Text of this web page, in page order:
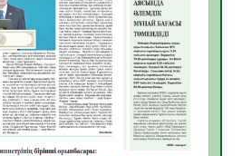
49
мәлімет
47
облысы полиция
мыңнан астам
қамтамасыз етті